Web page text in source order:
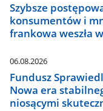
Szybsze
konsumentów i
frankowa weszła
06.08.2026
Fundusz
Nowa era
niosącymi